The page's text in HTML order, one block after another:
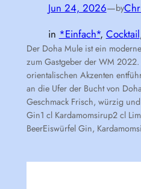
Jun 24, 2026—by
in *Einfach*, Cocktail
Der Doha Mule ist ein
zum Gastgeber der WM
orientalischen Akzenten
an die Ufer der Bucht von
Geschmack Frisch, würzig
Gin1 cl Kardamomsirup2 cl
BeerEiswürfel Gin,